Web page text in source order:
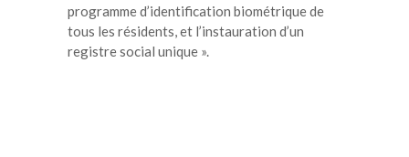
programme d’identification biométrique de
tous les résidents, et l’instauration d’un
registre social unique ».